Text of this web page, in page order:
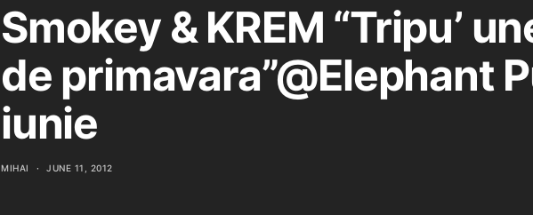
Smokey & KREM “Tripu’
de primavara”@Elephant
iunie
MIHAI JUNE 11, 2012